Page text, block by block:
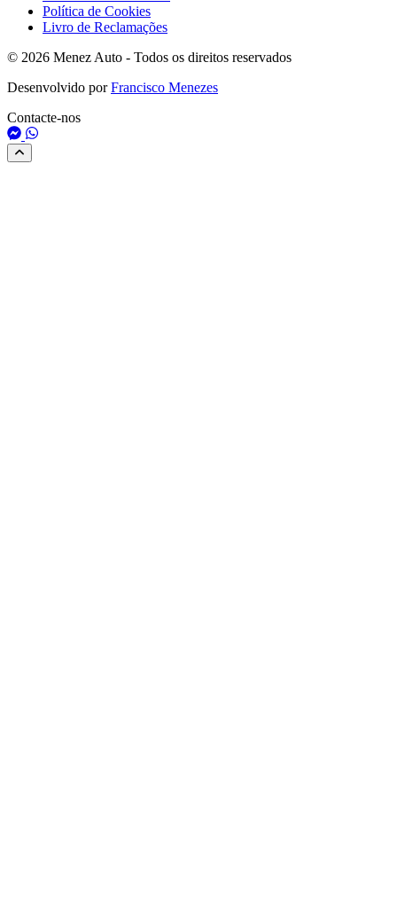
Política de Cookies
Livro de Reclamações
© 2026 Menez Auto - Todos os direitos reservados
Desenvolvido porFrancisco Menezes
Contacte-nos